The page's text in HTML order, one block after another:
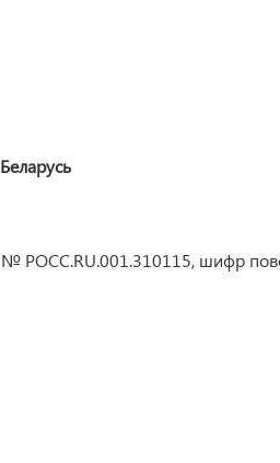
РОСС.RU.001.310115, шифр